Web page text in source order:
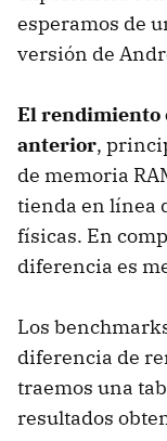
esperamos de
versión de
El rendimiento
anterior,
de memoria
tienda en línea
físicas. En
diferencia es
Los
diferencia de
traemos una
resultados